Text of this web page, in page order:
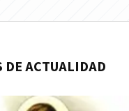
DE ACTUALIDAD